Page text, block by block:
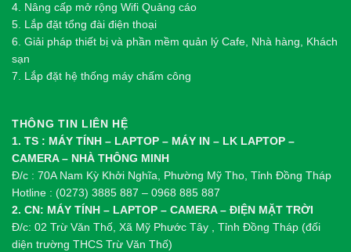
4. Nâng cấp mở rộng Wifi Quảng cáo
5. Lắp đặt tổng đài điện thoại
6. Giải pháp thiết bị và phần mềm quản lý Cafe, Nhà hàng, Khách
sạn
7. Lắp đặt hệ thống máy chấm công
THÔNG TIN LIÊN HỆ
1. TS : MÁY TÍNH – LAPTOP – MÁY IN – LK LAPTOP –
CAMERA – NHÀ THÔNG MINH
Đ/c : 70A Nam Kỳ Khởi Nghĩa, Phường Mỹ Tho, Tỉnh Đồng Tháp
Hotline : (0273) 3885 887 – 0968 885 887
2. CN: MÁY TÍNH – LAPTOP – CAMERA – ĐIỆN MẶT TRỜI
Đ/c: 02 Trừ Văn Thố, Xã Mỹ Phước Tây , Tỉnh Đồng Tháp (đối
diện trường THCS Trừ Văn Thố)